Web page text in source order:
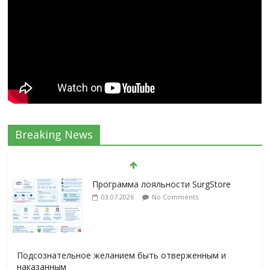
Breaking News
Программа лояльности SurgStore
03.07.2026 No Comments
Подсознательное желанием быть отверженным и
наказанным